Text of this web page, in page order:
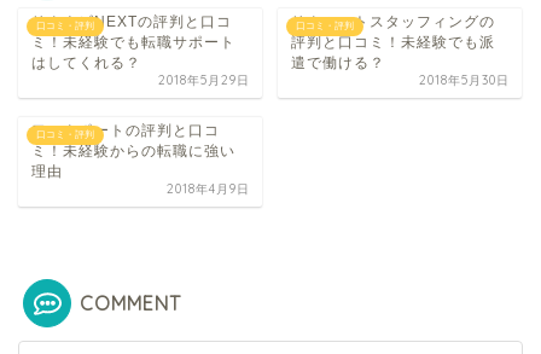
口コミ・評判
リクナビNEXTの評判と口コ
ミ！未経験でも転職サポート
はしてくれる？
2018年5月29日
口コミ・評判
リクルートスタッフィングの
評判と口コミ！未経験でも派
遣で働ける？
2018年5月30日
口コミ・評判
ワークポートの評判と口コ
ミ！未経験からの転職に強い
理由
2018年4月9日
COMMENT